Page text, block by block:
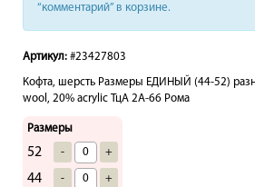
“комментарий” в корзине.
Артикул: #23427803
Кофта, шерсть Размеры ЕДИНЫЙ (44-52)
wool, 20% acrylic ТцА 2A-66 Рома
Размеры
52 - +
44 - +